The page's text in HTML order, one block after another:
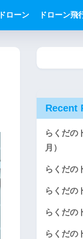
ドローン ドローン飛
Recent
らくだの
月）
らくだの
らくだの
らくだの
らくだの